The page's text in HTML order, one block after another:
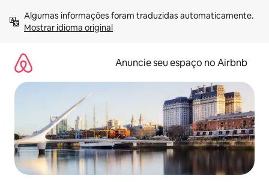
para
Mostrar idioma original
Anuncie seu espaço no Airbnb